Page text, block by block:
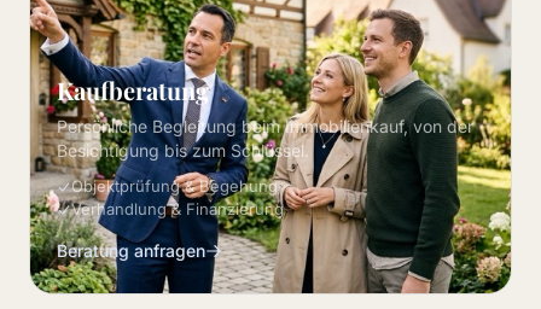
Kaufberatung
Persönliche Begleitung beim Immobilienkauf, von der
Besichtigung bis zum Schlüssel.
Objektprüfung & Begehung
Verhandlung & Finanzierung
Beratung anfragen